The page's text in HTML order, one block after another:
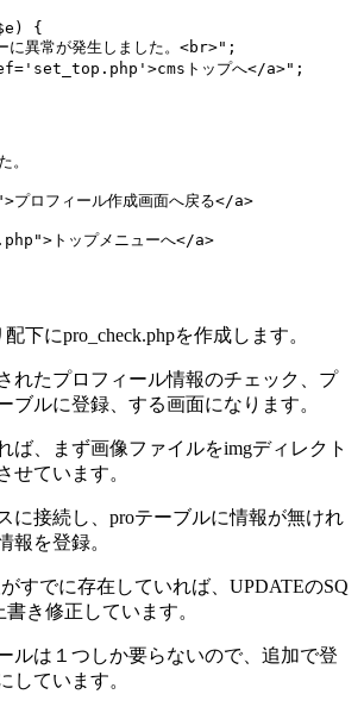
{
。
ロフィール作成画面へ戻る</a>
トップメニューへ</a>
下にpro_check.phpを作成します。
れたプロフィール情報のチェック、プ
ブルに登録、する画面になります。
ば、まず画像ファイルをimgディレクト
せています。
に接続し、proテーブルに情報が無けれ
報を登録。
すでに存在していれば、UPDATEのSQ
き修正しています。
ルは１つしか要らないので、追加で登
しています。